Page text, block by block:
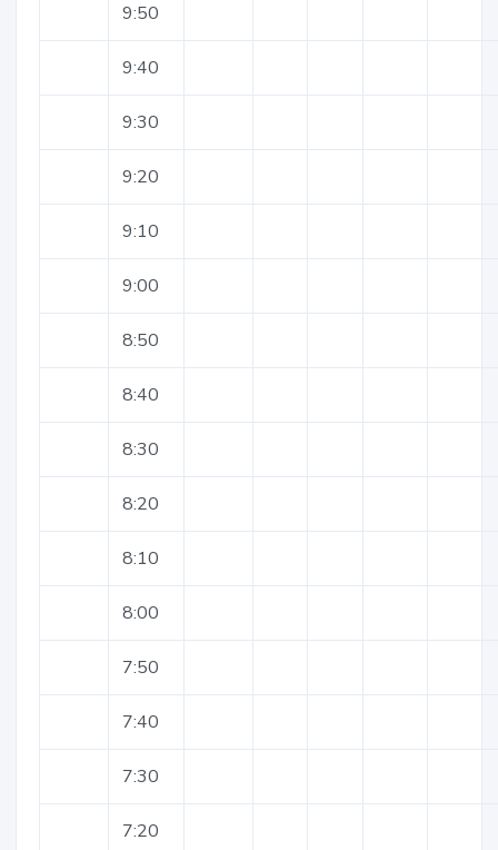
9:50
9:40
9:30
9:20
9:10
9:00
8:50
8:40
8:30
8:20
8:10
8:00
7:50
7:40
7:30
7:20